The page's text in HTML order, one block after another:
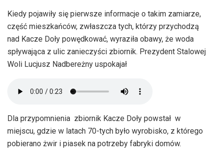
Kiedy pojawiły się pierwsze informacje o takim zamiarze,
część mieszkańców, zwłaszcza tych, którzy przychodzą
nad Kacze Doły powędkować, wyraziła obawy, że woda
spływająca z ulic zanieczyści zbiornik. Prezydent Stalowej
Woli Lucjusz Nadbereżny uspokajał
Dla przypomnienia zbiornik Kacze Doły powstał w
miejscu, gdzie w latach 70-tych było wyrobisko, z którego
pobierano żwir i piasek na potrzeby fabryki domów.